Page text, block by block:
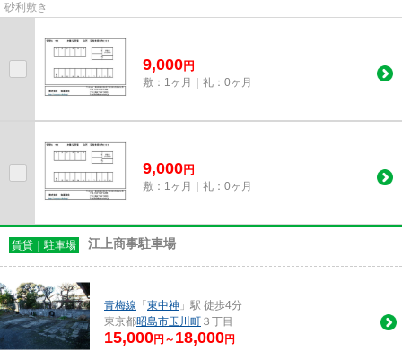
砂利敷き
9,000円
敷：1ヶ月｜礼：0ヶ月
9,000円
敷：1ヶ月｜礼：0ヶ月
賃貸｜駐車場 江上商事駐車場
青梅線 「 東中神 」駅 徒歩4分
東京都昭島市玉川町 ３丁目
15,000円～ 18,000円